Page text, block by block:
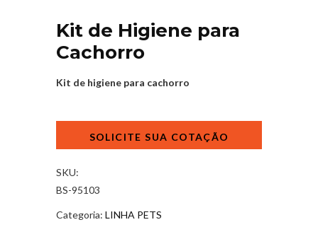
Kit de Higiene para
Cachorro
Kit de higiene para cachorro
Cachorro
quantidade
SKU:
BS-95103
Categoria: LINHA PETS